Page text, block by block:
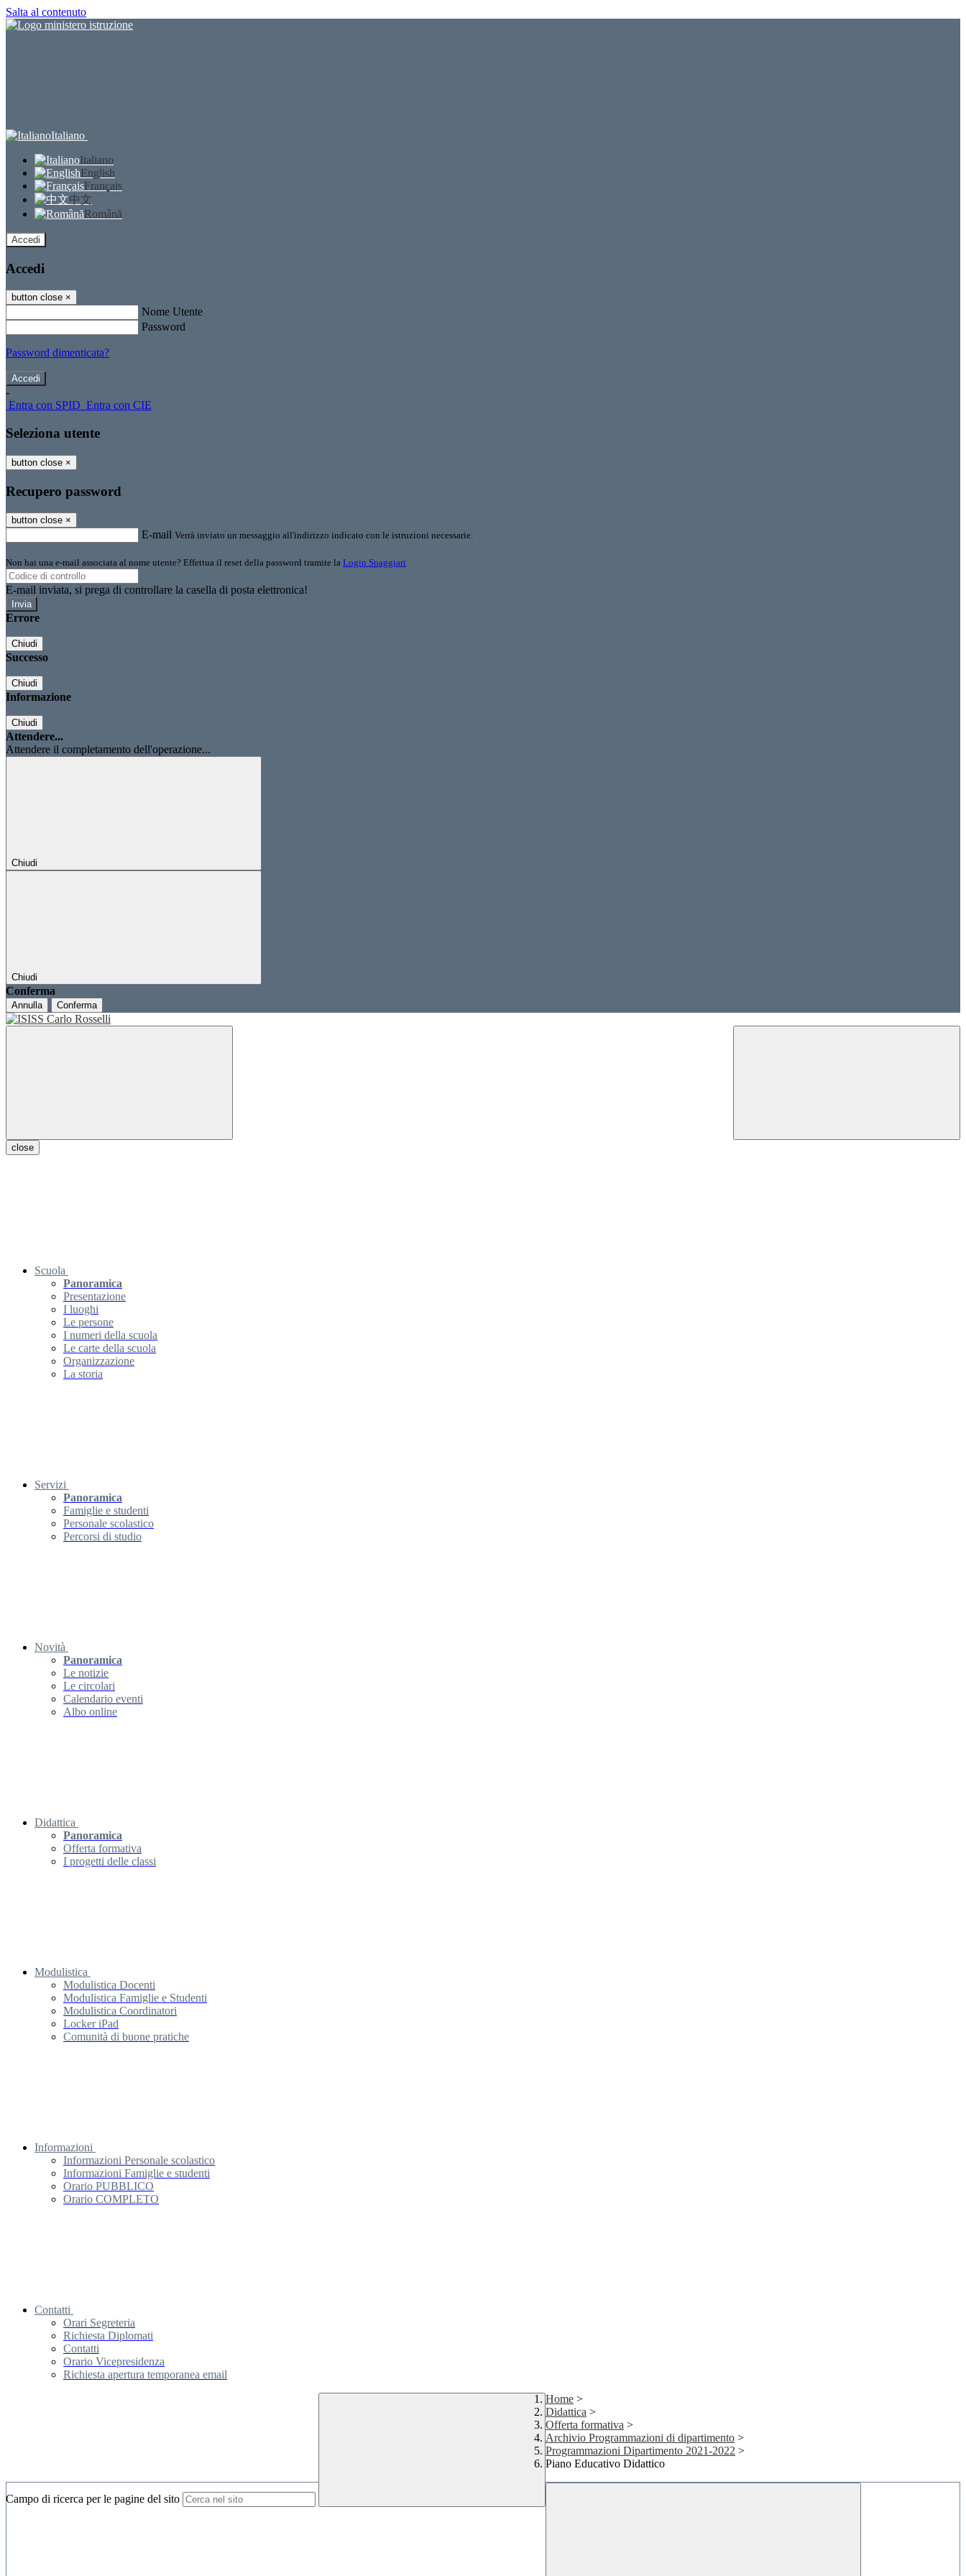
Salta al contenuto
Italiano
Italiano
English
Français
中文
Română
Accedi
Accedi
button close ×
Nome Utente
Password
Password dimenticata?
-
Entra con SPID Entra con CIE
Seleziona utente
button close ×
Recupero password
button close ×
E-mail Verrà inviato un messaggio all'indirizzo indicato con le istruzioni necessarie.
Non hai una e-mail associata al nome utente? Effettua il reset della password tramite la Login Spaggiari
E-mail inviata, si prega di controllare la casella di posta elettronica!
Errore
Chiudi
Successo
Chiudi
Informazione
Chiudi
Attendere...
Attendere il completamento dell'operazione...
Chiudi
Chiudi
Conferma
Annulla Conferma
close
Scuola
Panoramica
Presentazione
I luoghi
Le persone
I numeri della scuola
Le carte della scuola
Organizzazione
La storia
Servizi
Panoramica
Famiglie e studenti
Personale scolastico
Percorsi di studio
Novità
Panoramica
Le notizie
Le circolari
Calendario eventi
Albo online
Didattica
Panoramica
Offerta formativa
I progetti delle classi
Modulistica
Modulistica Docenti
Modulistica Famiglie e Studenti
Modulistica Coordinatori
Locker iPad
Comunità di buone pratiche
Informazioni
Informazioni Personale scolastico
Informazioni Famiglie e studenti
Orario PUBBLICO
Orario COMPLETO
Contatti
Orari Segreteria
Richiesta Diplomati
Contatti
Orario Vicepresidenza
Richiesta apertura temporanea email
Campo di ricerca per le pagine del sito
Home >
Didattica >
Offerta formativa >
Archivio Programmazioni di dipartimento >
Programmazioni Dipartimento 2021-2022 >
Piano Educativo Didattico